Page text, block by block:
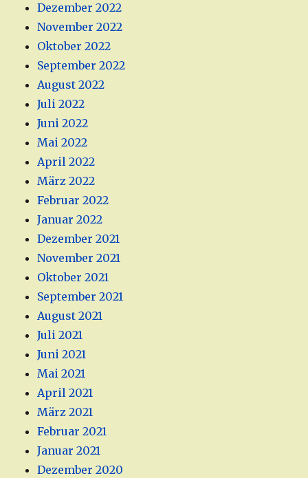
Dezember 2022
November 2022
Oktober 2022
September 2022
August 2022
Juli 2022
Juni 2022
Mai 2022
April 2022
März 2022
Februar 2022
Januar 2022
Dezember 2021
November 2021
Oktober 2021
September 2021
August 2021
Juli 2021
Juni 2021
Mai 2021
April 2021
März 2021
Februar 2021
Januar 2021
Dezember 2020